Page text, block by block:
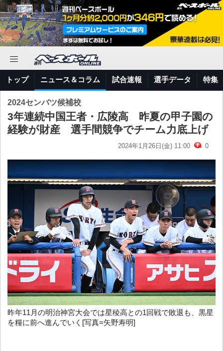
トップ ニュース＆コラム 試合速報 選手データ 特集
2024センバツ候補校
3年連続中国王者・広陵高 昨夏の甲子園の
経験が財産 選手間競争でチーム力底上げ
2024年1月26日(金) 11:00 0
昨年11月の明治神宮大会では星稜高との1回戦で敗退も、黒星
を糧に前へ進んでいく[写真=矢野寿明]